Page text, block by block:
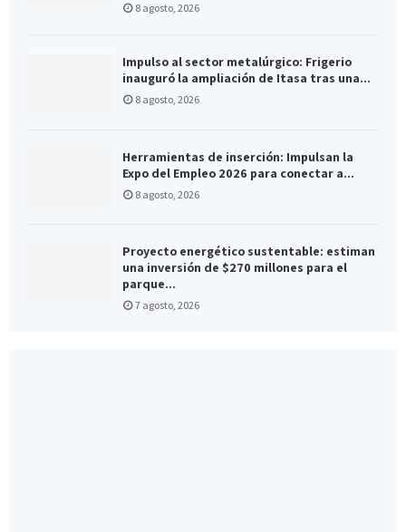
8 agosto, 2026
Impulso al sector metalúrgico: Frigerio
inauguró la ampliación de Itasa tras una...
8 agosto, 2026
Herramientas de inserción: Impulsan la
Expo del Empleo 2026 para conectar a...
8 agosto, 2026
Proyecto energético sustentable: estiman
una inversión de $270 millones para el
parque...
7 agosto, 2026